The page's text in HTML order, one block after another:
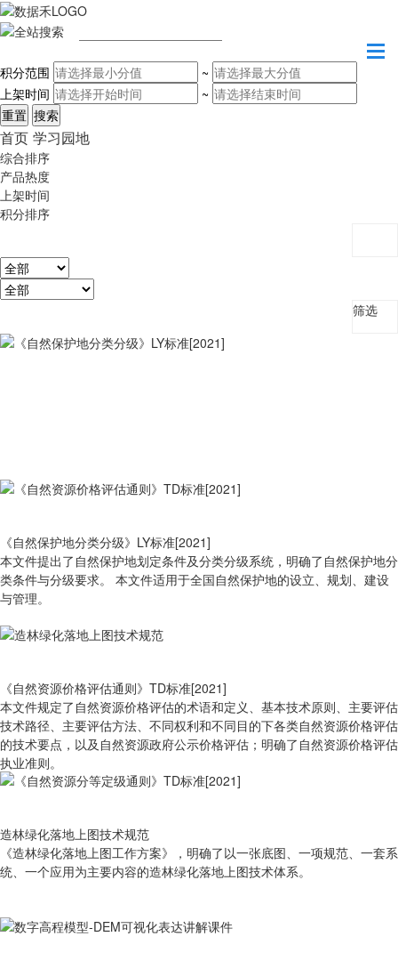
积分范围
~
上架时间
~
首页 学习园地
综合排序
产品热度
上架时间
积分排序
筛选
《自然保护地分类分级》LY标准[2021]
本文件提出了自然保护地划定条件及分类分级系统，明确了自然保护地分
类条件与分级要求。 本文件适用于全国自然保护地的设立、规划、建设
与管理。
《自然资源价格评估通则》TD标准[2021]
本文件规定了自然资源价格评估的术语和定义、基本技术原则、主要评估
技术路径、主要评估方法、不同权利和不同目的下各类自然资源价格评估
的技术要点，以及自然资源政府公示价格评估；明确了自然资源价格评估
执业准则。
造林绿化落地上图技术规范
《造林绿化落地上图工作方案》，明确了以一张底图、一项规范、一套系
统、一个应用为主要内容的造林绿化落地上图技术体系。